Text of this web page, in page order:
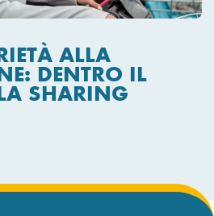
ALLA
DENTRO IL
SHARING